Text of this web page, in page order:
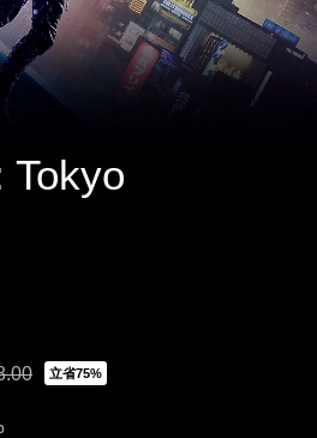
Tokyo
折扣优惠
立省75%